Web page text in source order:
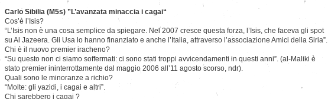
Carlo Sibilia (M5s) ”L’avanzata minaccia i cagai“
Cos’è l’Isis?
“L’Isis non è una cosa semplice da spiegare. Nel 2007 cresce questa forza, l’Isis, che faceva gli spot
su Al Jazeera. Gli Usa lo hanno finanziato e anche l’Italia, attraverso l’associazione Amici della Siria”.
Chi è il nuovo premier iracheno?
“Su questo non ci siamo soffermati: ci sono stati troppi avvicendamenti in questi anni”. (al-Maliki è
stato premier ininterrottamente dal maggio 2006 all’11 agosto scorso, ndr).
Quali sono le minoranze a richio?
“Molte: gli yazidi, i cagai e altri”.
Chi sarebbero i cagai ?